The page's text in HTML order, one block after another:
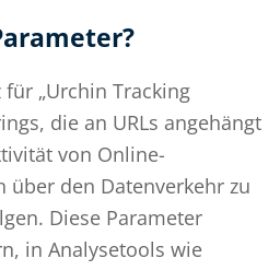
„Urchin Tracking
die an URLs angehängt
von Online-
über den Datenverkehr zu
Diese Parameter
in Analysetools wie